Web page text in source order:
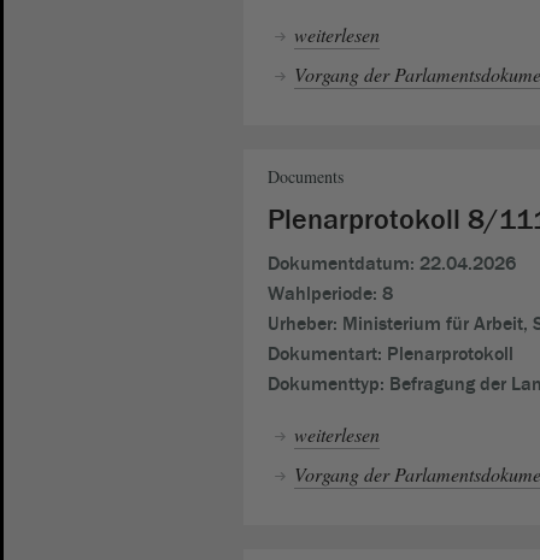
weiterlesen
Vorgang der
Documents
Plenarprotokoll 8/
Dokumentdatum: 22.04.2026
Wahlperiode: 8
Urheber: Ministerium für Arbeit,
Dokumentart: Plenarprotokoll
Dokumenttyp: Befragung der
weiterlesen
Vorgang der